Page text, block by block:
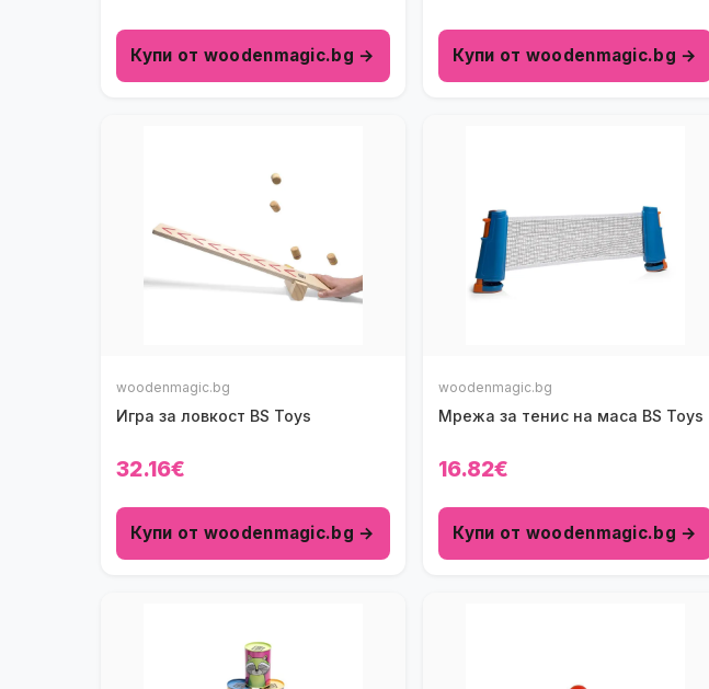
Купи от woodenmagic.bg → Купи от woodenmagic.bg →
woodenmagic.bg
Игра за ловкост BS Toys
32.16€
Купи от woodenmagic.bg →
woodenmagic.bg
Мрежа за тенис на маса BS Toys
16.82€
Купи от woodenmagic.bg →